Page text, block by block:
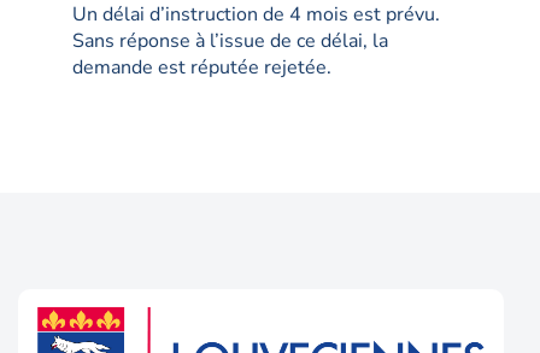
Un délai d’instruction de 4 mois est prévu.
Sans réponse à l’issue de ce délai, la
demande est réputée rejetée.